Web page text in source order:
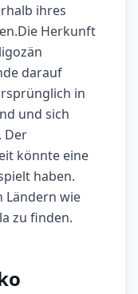
ihres
Herkunft
darauf
in
und sich
Der
könnte eine
haben.
Ländern wie
zu finden.